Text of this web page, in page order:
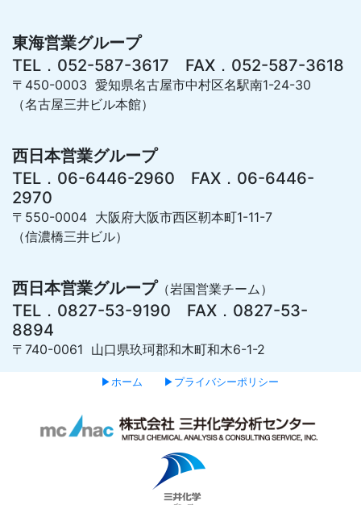
東海営業グループ
TEL．052-587-3617 FAX．052-587-3618
〒450-0003 愛知県名古屋市中村区名駅南1-24-30
（名古屋三井ビル本館）
西日本営業グループ
TEL．06-6446-2960 FAX．06-6446-
2970
〒550-0004 大阪府大阪市西区靭本町1-11-7
（信濃橋三井ビル）
西日本営業グループ（岩国営業チーム）
TEL．0827-53-9190 FAX．0827-53-
8894
〒740-0061 山口県玖珂郡和木町和木6-1-2
▶ホーム ▶プライバシーポリシー